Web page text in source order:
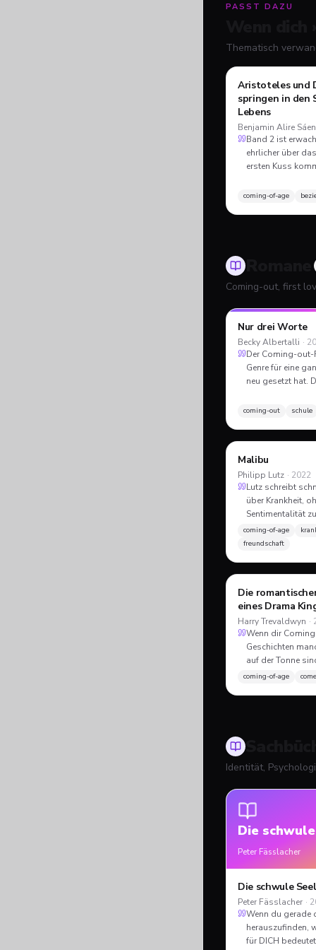
PASST DAZU
Thematisch
Aristoteles und
springen in den
Lebens
Benjamin Alire
Band 2 ist
ehrlicher über
ersten Kuss
Antwort darauf,
coming-of-age
Coming-out, first
PFLICHT-TIPP
Nur drei Worte
Becky Albertalli ·
Der Coming-
Genre für eine
neu gesetzt hat.
als »Love,
coming-out schule
Malibu
Philipp Lutz · 2022
Lutz schreibt
über Krankheit,
Sentimentalität
deutscher
Roman, der nicht
nebeneinander
coming-of-age
freundschaft
Die
eines Drama
Harry Trevaldwyn ·
Wenn dir
Geschichten
auf der Tonne
die Comedy-
coming-of-age
Identität,
Die
Peter Fässlacher
Die schwule
Peter Fässlacher ·
Wenn du gerade
herauszufinden,
für DICH